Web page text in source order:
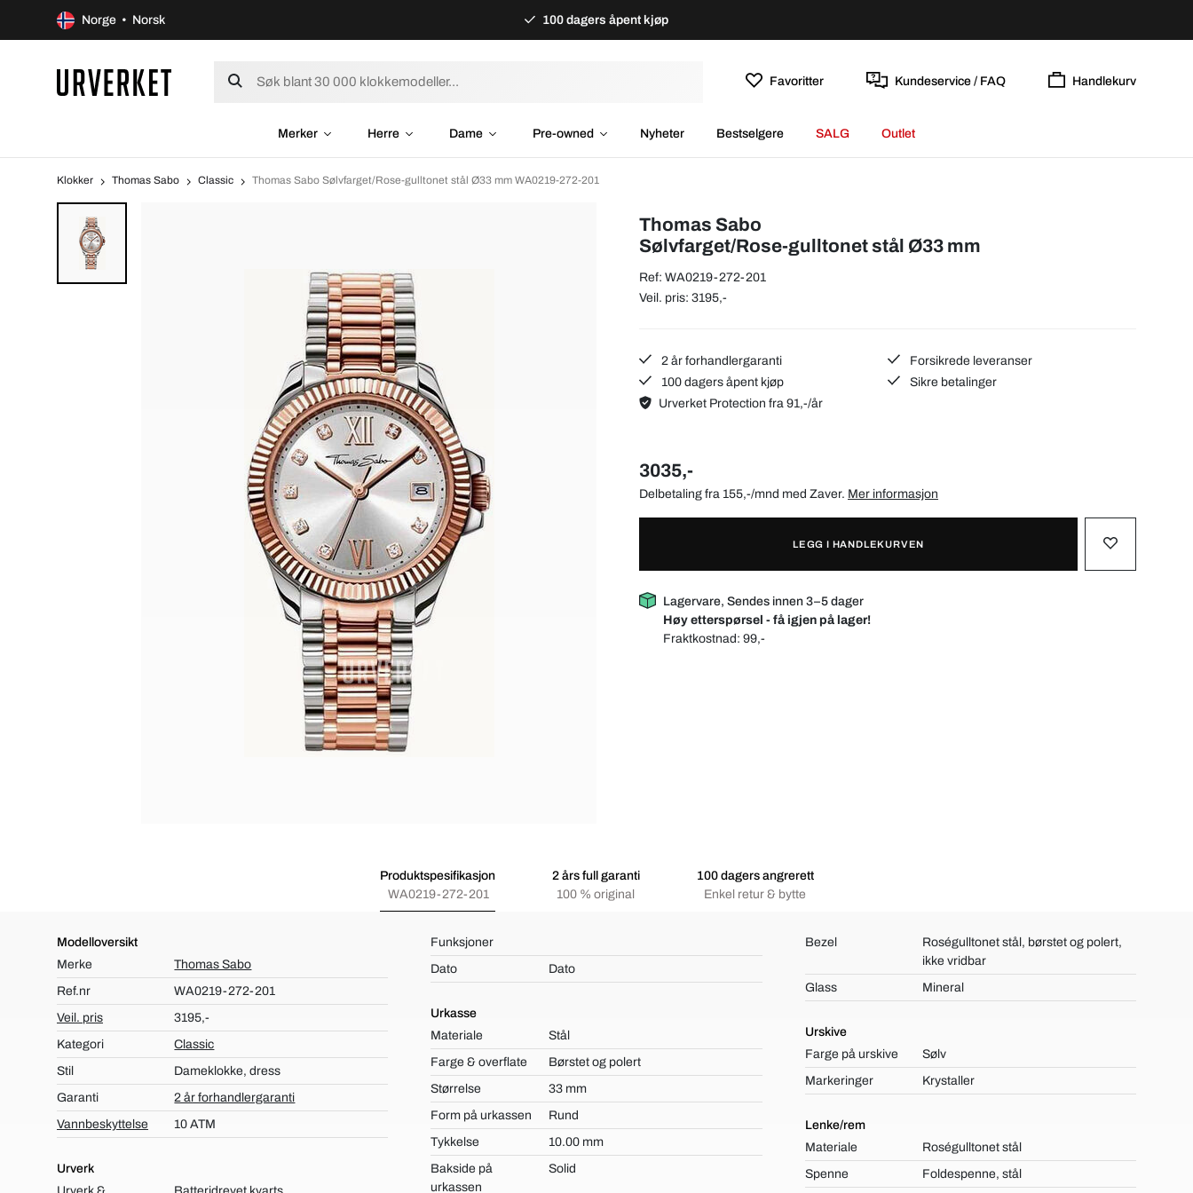
Norge • Norsk 100 dagers åpent kjøp
Favoritter Kundeservice / FAQ Handlekurv
Merker Herre Dame Pre-owned Nyheter Bestselgere SALG Outlet
Klokker Thomas Sabo Classic Thomas Sabo Sølvfarget/Rose-gulltonet stål Ø33 mm WA0219-272-201
Thomas Sabo
Sølvfarget/Rose-gulltonet stål Ø33 mm
Ref: WA0219-272-201
Veil. pris: 3195,-
2 år forhandlergaranti
Forsikrede leveranser
100 dagers åpent kjøp
Sikre betalinger
Urverket Protection fra 91,-/år
3035,-
Delbetaling fra 155,-/mnd med Zaver. Mer informasjon
LEGG I HANDLEKURVEN
Lagervare, Sendes innen 3–5 dager
Høy etterspørsel - få igjen på lager!
Fraktkostnad:99,-
Produktspesifikasjon
WA0219-272-201
2 års full garanti
100 % original
100 dagers angrerett
Enkel retur & bytte
Modelloversikt
Merke
Thomas Sabo
Ref.nr
WA0219-272-201
Veil. pris
3195,-
Kategori
Classic
Stil
Dameklokke, dress
Garanti
2 år forhandlergaranti
Vannbeskyttelse
10 ATM
Urverk
Funksjoner
Dato Dato
Urkasse
Materiale
Stål
Farge & overflate
Børstet og polert
Størrelse
33 mm
Form på urkassen
Rund
Tykkelse
10.00 mm
Bakside på
urkassen
Solid
Bezel
Roségulltonet stål, børstet og polert,
ikke vridbar
Glass
Mineral
Urskive
Farge på urskive
Sølv
Markeringer
Krystaller
Lenke/rem
Materiale
Roségulltonet stål
Spenne
Foldespenne, stål